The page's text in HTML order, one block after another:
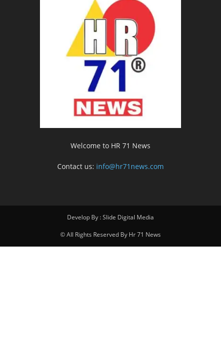
Welcome to HR 71 News
Contact us: info@hr71news.com
Develop By : Slide Digital Media
© All Rights Reserved By Hr 71 News